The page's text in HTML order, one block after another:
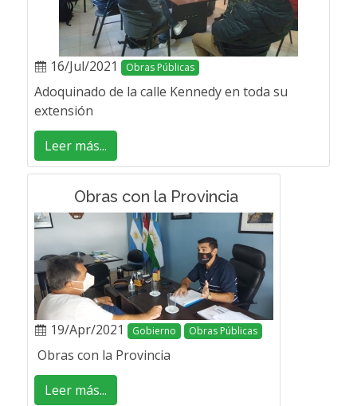
16/Jul/2021 Obras Públicas
Adoquinado de la calle Kennedy en toda su
extensión
Leer más...
Obras con la Provincia
19/Apr/2021 Gobierno Obras Públicas
Obras con la Provincia
Leer más...